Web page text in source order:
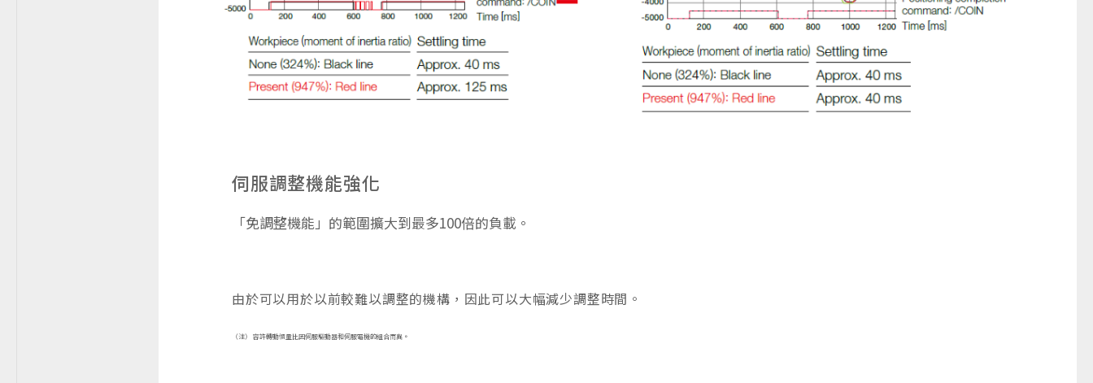
伺服調整機能強化
「免調整機能」的範圍擴大到最多100倍的負載。
由於可以用於以前較難以調整的機構，因此可以大幅減少調整時間。
（注） 容許轉動慣量比因伺服驅動器和伺服電機的組合而異。